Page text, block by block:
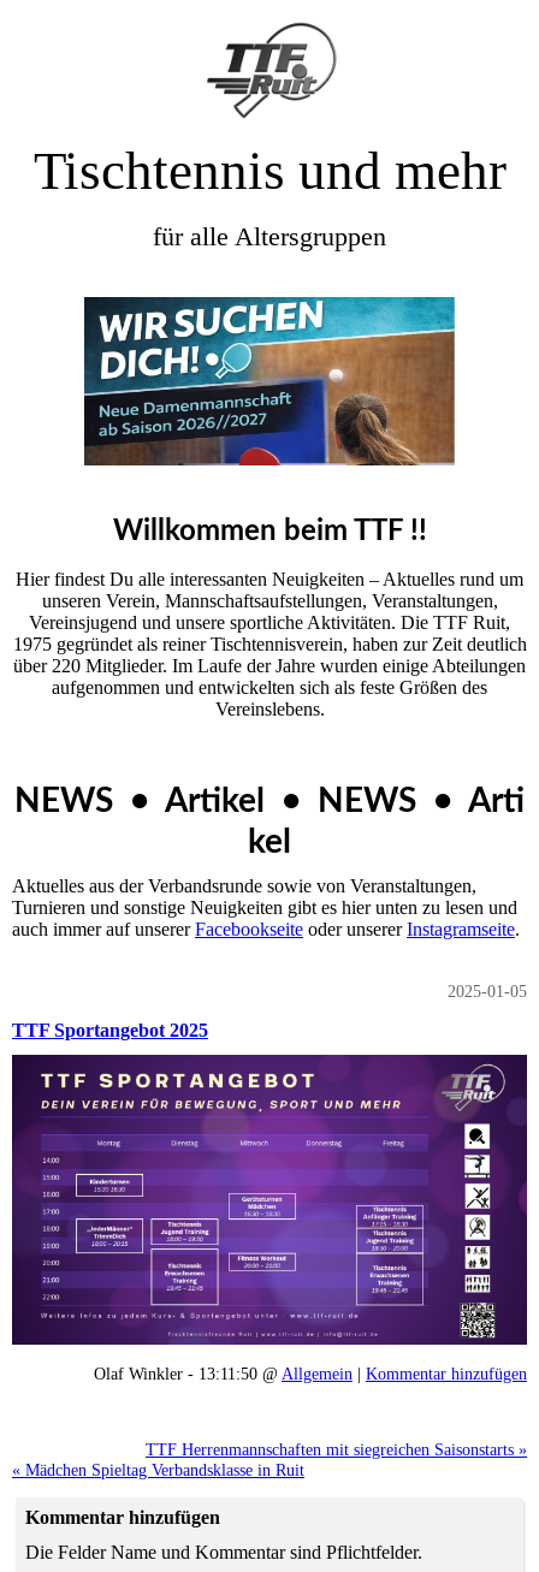
Tischtennis und mehr
für alle Altersgruppen
Willkommen beim TTF !!
Hier findest Du alle interessanten Neuigkeiten – Aktuelles rund um
unseren Ver­ein, Mannschaftsaufstellungen, Veranstaltungen,
Vereinsjugend und unsere sportliche Aktivitäten. Die TTF Ruit,
1975 gegründet als reiner Tischtennisverein, haben zur Zeit deutlich
über 220 Mitglieder. Im Laufe der Jahre wurden einige Abteilungen
aufgenommen und entwickelten sich als feste Größen des
Vereinslebens.
NEWS • Artikel • NEWS • Arti
kel
Aktuelles aus der Verbandsrunde sowie von Veranstaltungen,
Turnieren und sonstige Neuigkeiten gibt es hier unten zu lesen und
auch immer auf unsererFacebookseite oder unsererInstagramseite.
2025-01-05
TTF Sportangebot 2025
Olaf Winkler - 13:11:50 @ Allgemein | Kommentar hinzufügen
TTF Herrenmannschaften mit siegreichen Saisonstarts »
« Mädchen Spieltag Verbandsklasse in Ruit
Kommentar hinzufügen
Die Felder Name und Kommentar sind Pflichtfelder.